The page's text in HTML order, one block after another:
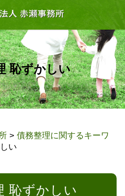
恥ずかしい
> 債務整理に関するキーワ
い
恥ずかしい